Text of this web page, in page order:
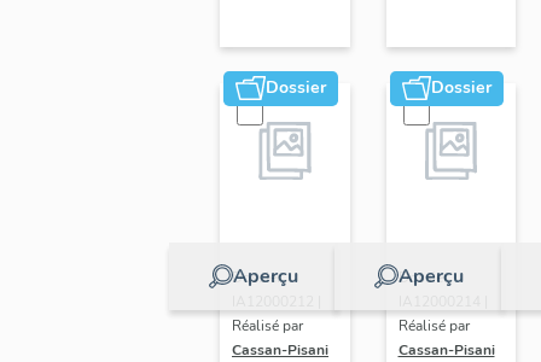
Dossier
Aperçu
Dossier
Réalisé par
Cassan-Pisani
Dossier
Aperçu
Dossier
Réalisé par
Cassan-Pisani